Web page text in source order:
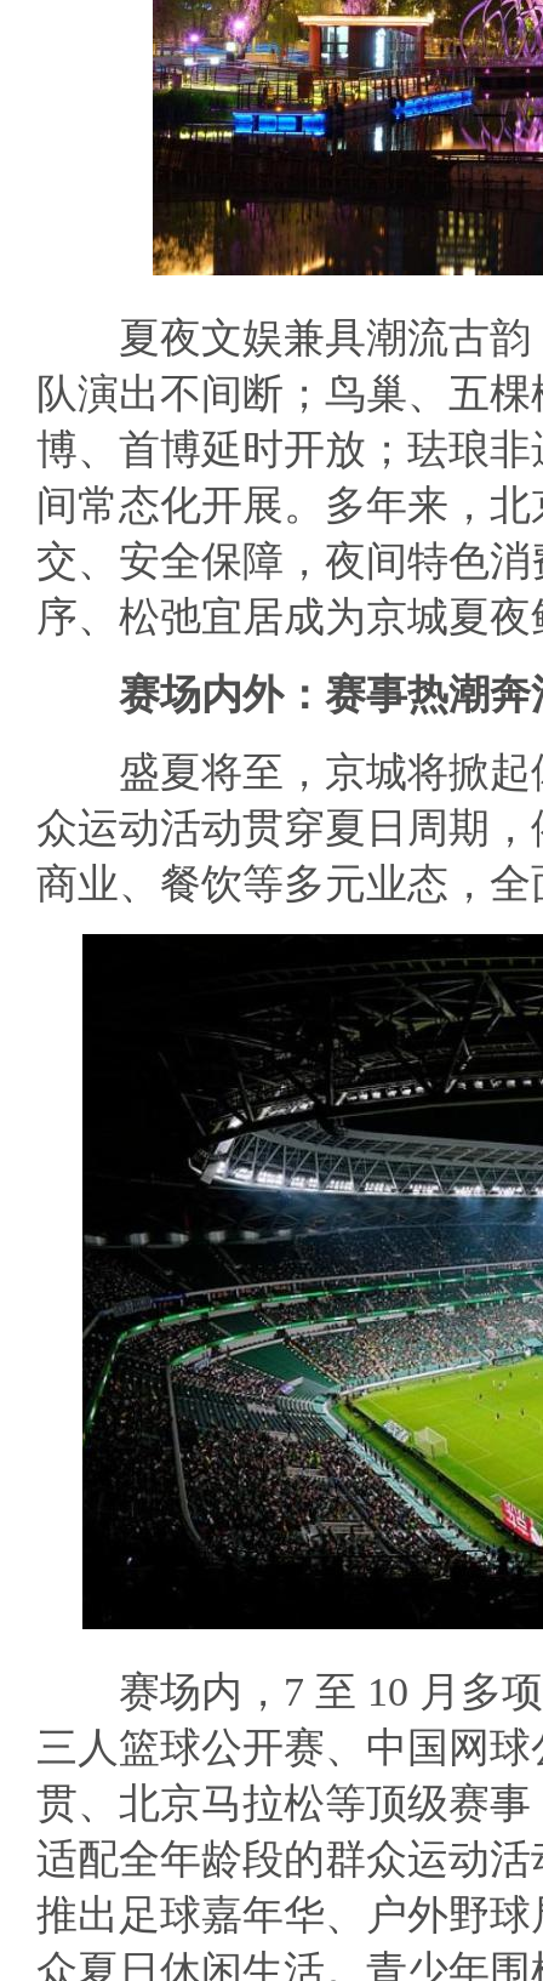
夏夜文娱兼具潮流古韵
队演出不间断；鸟巢、五
博、首博延时开放；珐琅
间常态化开展。多年来，
交、安全保障，夜间特色
序、松弛宜居成为京城夏
赛场内外：赛事热潮奔
盛夏将至，京城将掀起
众运动活动贯穿夏日周期
商业、餐饮等多元业态，
赛场内，7 至 10 月多项
三人篮球公开赛、中国网
贯、北京马拉松等顶级赛
适配全年龄段的群众运动
推出足球嘉年华、户外野
众夏日休闲生活。青少年